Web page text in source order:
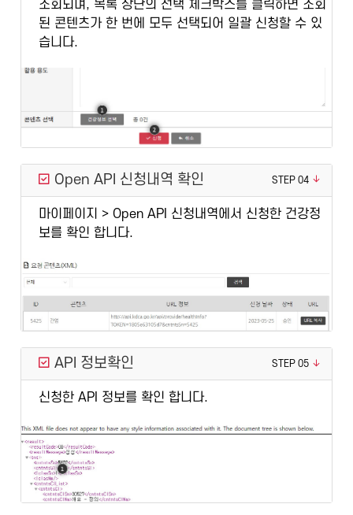
조회되며, 목록 상단의 선택 체크박스를 클릭하면 조회
된 콘텐츠가 한 번에 모두 선택되어 일괄 신청할 수 있
습니다.
Open API 신청내역 확인 STEP 04
마이페이지 > Open API 신청내역에서 신청한 건강정
보를 확인 합니다.
API 정보확인 STEP 05
신청한 API 정보를 확인 합니다.